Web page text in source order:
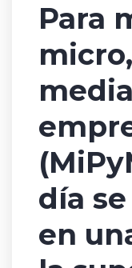
Para
día
en